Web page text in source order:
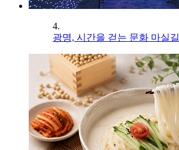
4.
광명, 시간을 걷는 문화 마실길